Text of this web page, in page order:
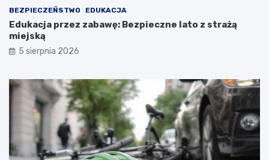
BEZPIECZEŃSTWO EDUKACJA
Edukacja przez zabawę: Bezpieczne lato z strażą
miejską
5 sierpnia 2026